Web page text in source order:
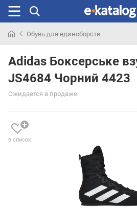
раньше
Обувь для единоборств
Adidas Боксерське
JS4684 Чорний 4423
Ожидается в продаже
в список